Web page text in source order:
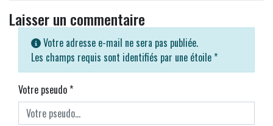
Laisser un commentaire
Votre adresse e-mail ne sera pas publiée.
Les champs requis sont identifiés par une étoile *
Votre pseudo*